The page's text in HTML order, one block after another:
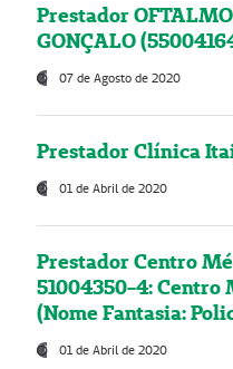
Prestador
GONÇALO
07 de Agosto de 2020
Prestador Clínica
01 de Abril de 2020
Prestador Centro
51004350-4:
(Nome Fantasia:
01 de Abril de 2020